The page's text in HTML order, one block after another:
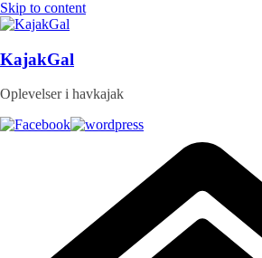
Skip to content
KajakGal
Oplevelser i havkajak